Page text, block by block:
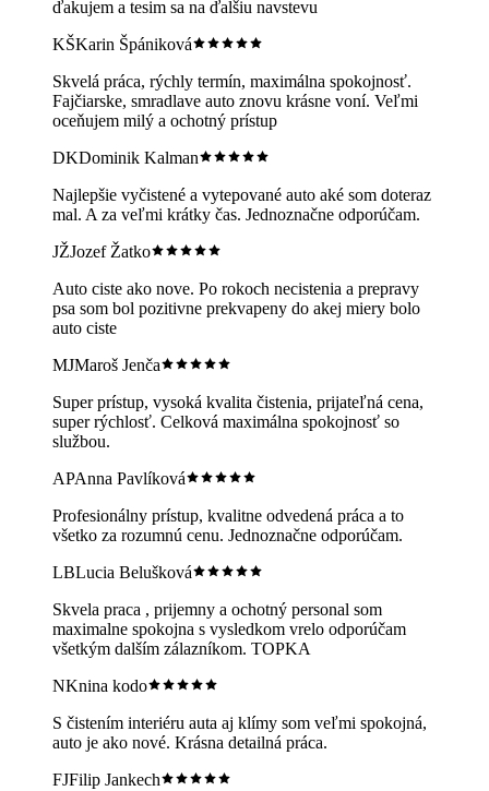
ďakujem a tesim sa na ďalšiu navstevu
KŠKarin Špániková
Skvelá práca, rýchly termín, maximálna spokojnosť.
Fajčiarske, smradlave auto znovu krásne voní. Veľmi
oceňujem milý a ochotný prístup
DKDominik Kalman
Najlepšie vyčistené a vytepované auto aké som doteraz
mal. A za veľmi krátky čas. Jednoznačne odporúčam.
JŽJozef Žatko
Auto ciste ako nove. Po rokoch necistenia a prepravy
psa som bol pozitivne prekvapeny do akej miery bolo
auto ciste
MJMaroš Jenča
Super prístup, vysoká kvalita čistenia, prijateľná cena,
super rýchlosť. Celková maximálna spokojnosť so
službou.
APAnna Pavlíková
Profesionálny prístup, kvalitne odvedená práca a to
všetko za rozumnú cenu. Jednoznačne odporúčam.
LBLucia Belušková
Skvela praca , prijemny a ochotný personal som
maximalne spokojna s vysledkom vrelo odporúčam
všetkým dalším zálazníkom. TOPKA
NKnina kodo
S čistením interiéru auta aj klímy som veľmi spokojná,
auto je ako nové. Krásna detailná práca.
FJFilip Jankech